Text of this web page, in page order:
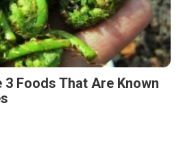
3 Foods That Are Known